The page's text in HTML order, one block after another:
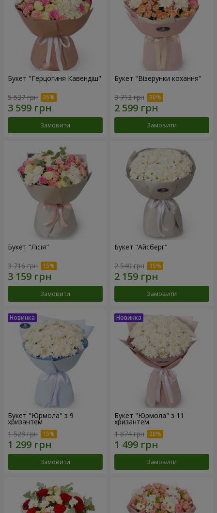
Букет "Герцогиня Кавендіш"
5 537 грн
Замовити
Букет "Візерунки кохання"
3 713 грн
Замовити
Букет "Лісія"
3 716 грн
Замовити
Букет "Айсберг"
2 540 грн
Замовити
Букет "Юрмола" з 9
хризантем
1 528 грн
Замовити
Букет "Юрмола" з 11
хризантем
1 874 грн
Замовити